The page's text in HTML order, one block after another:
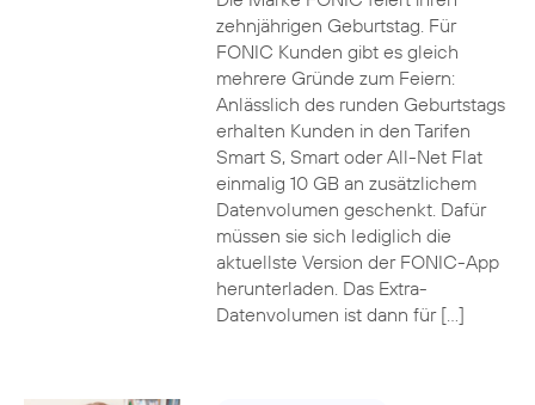
zehnjährigen Geburtstag. Für
FONIC Kunden gibt es gleich
mehrere Gründe zum Feiern:
Anlässlich des runden Geburtstags
erhalten Kunden in den Tarifen
Smart S, Smart oder All-Net Flat
einmalig 10 GB an zusätzlichem
Datenvolumen geschenkt. Dafür
müssen sie sich lediglich die
aktuellste Version der FONIC-App
herunterladen. Das Extra-
Datenvolumen ist dann für […]